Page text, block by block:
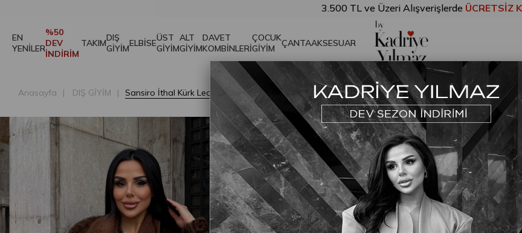
3.500 TL ve Üzeri AlışverişlerdeÜCRETSİZ KARGO!
EN
YENİLER
%50
DEV
İNDİRİM
TAKIMDIŞ
GİYİMELBİSEÜST
GİYİM
ALT
GİYİM
DAVET
KOMBİNLERİ
ÇOCUK
GİYİM
ÇANTAAKSESUAR
Anasayfa DIŞ GİYİM Sansiro İthal Kürk Leopar Desen